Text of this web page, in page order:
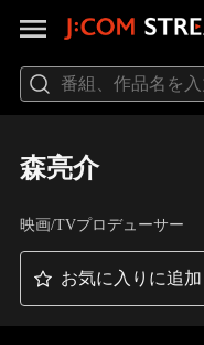
森亮介
映画/TVプロデューサー
お気に入りに追加